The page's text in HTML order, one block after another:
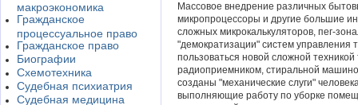
макроэкономика
Гражданское
процессуальное право
Гражданское право
Биографии
Схемотехника
Судебная психиатрия
Судебная медицина
Массовое внедрение различных
микропроцессоры и другие большие
сложных микрокалькуляторов, пег-
"демократизации" систем
пользоваться новой сложной
радиоприемником, стиральной
созданы "механические слуги"
выполняющие работу по уборке